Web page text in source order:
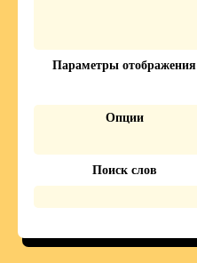
Параметры отображения
Опции
Поиск слов